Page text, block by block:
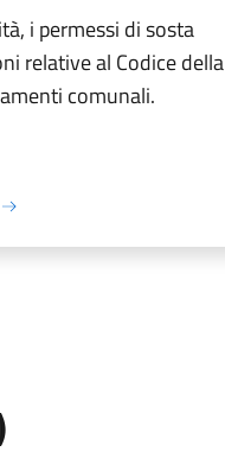
i permessi di sosta
relative al Codice della
comunali.